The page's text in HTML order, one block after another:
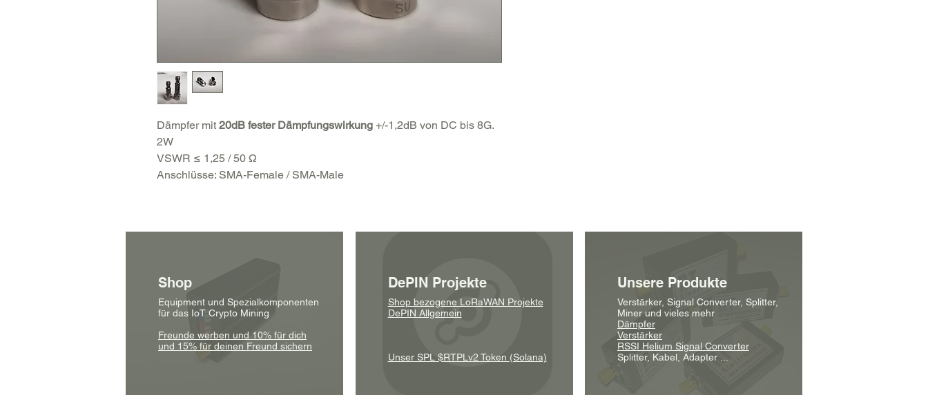
Dämpfer mit 20dB fester Dämpfungswirkung +/-1,2dB von DC bis 8G.
2W
VSWR ≤ 1,25 / 50 Ω
Anschlüsse: SMA-Female / SMA-Male
Shop
Equipment und Spezialkomponenten
für das IoT Crypto Mining
Freunde werben und 10% für dich
und 15% für deinen Freund sichern
DePIN Projekte
Shop bezogene LoRaWAN Projekte
DePIN Allgemein
Unser SPL $RTPLv2 Token (Solana)
Unsere Produkte
Verstärker, Signal Converter, Splitter,
Miner und vieles mehr
Dämpfer
Verstärker
RSSI Helium Signal Converter
Splitter, Kabel, Adapter ...​​